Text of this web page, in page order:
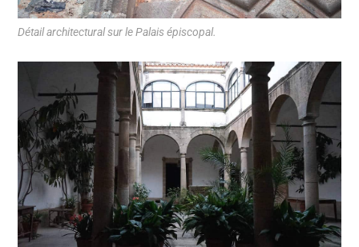
Détail architectural sur le Palais épiscopal.